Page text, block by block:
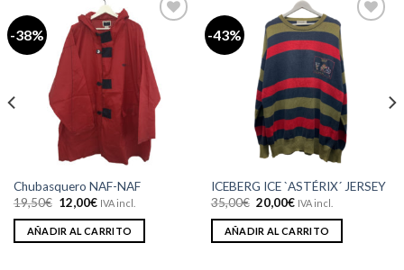
-38%
Añadir
lista de
deseos
Chubasquero NAF-NAF
19,50€ El
precio
original
era:
12,00€El
actual
es:
IVA incl.
AÑADIR AL CARRITO
-43%
lista de
deseos
ICEBERG ICE `ASTÉRIX´ JERSEY
35,00€ El
precio
original
era:
20,00€El
actual
es:
IVA incl.
AÑADIR AL CARRITO